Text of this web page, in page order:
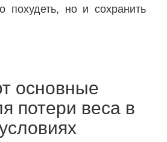
похудеть, но и сохранить
основные
потери веса в